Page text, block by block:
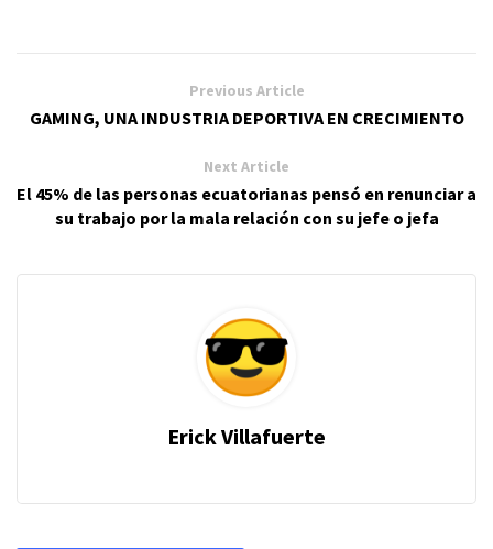
Previous Article
GAMING, UNA INDUSTRIA DEPORTIVA EN CRECIMIENTO
Next Article
El 45% de las personas ecuatorianas pensó en renunciar a
su trabajo por la mala relación con su jefe o jefa
Erick Villafuerte